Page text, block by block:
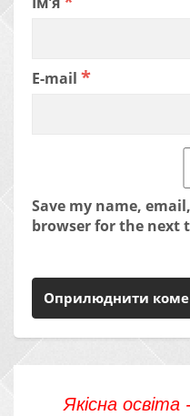
E-mail *
Save my name,
browser for the next
Якісна